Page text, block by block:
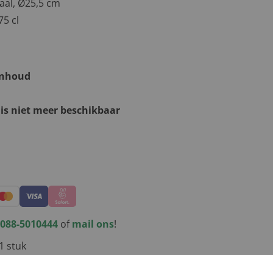
Ø25,5 cm
cl
niet meer beschikbaar
088-5010444 ofmail ons!
stuk